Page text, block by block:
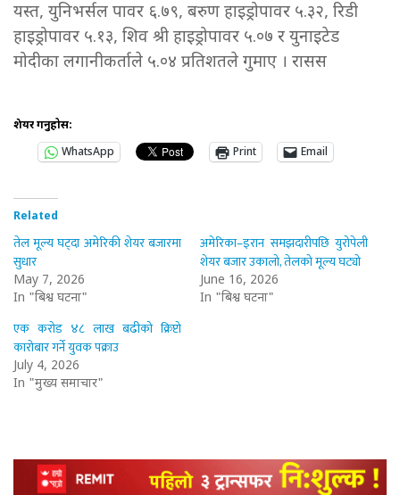
यस्त, युनिभर्सल पावर ६.७९, बरुण हाइड्रोपावर ५.३२, रिडी
हाइड्रोपावर ५.१३, शिव श्री हाइड्रोपावर ५.०७ र युनाइटेड
मोदीका लगानीकर्ताले ५.०४ प्रतिशतले गुमाए । रासस
शेयर गर्नुहोस:
WhatsApp
Print Email
Related
तेल मूल्य घट्दा अमेरिकी शेयर बजारमा
सुधार
May 7, 2026
In "बिश्व घटना"
अमेरिका–इरान समझदारीपछि युरोपेली
शेयर बजार उकालो, तेलको मूल्य घट्यो
June 16, 2026
In "बिश्व घटना"
एक करोड ४८ लाख बढीको क्रिप्टो
कारोबार गर्ने युवक पक्राउ
July 4, 2026
In "मुख्य समाचार"